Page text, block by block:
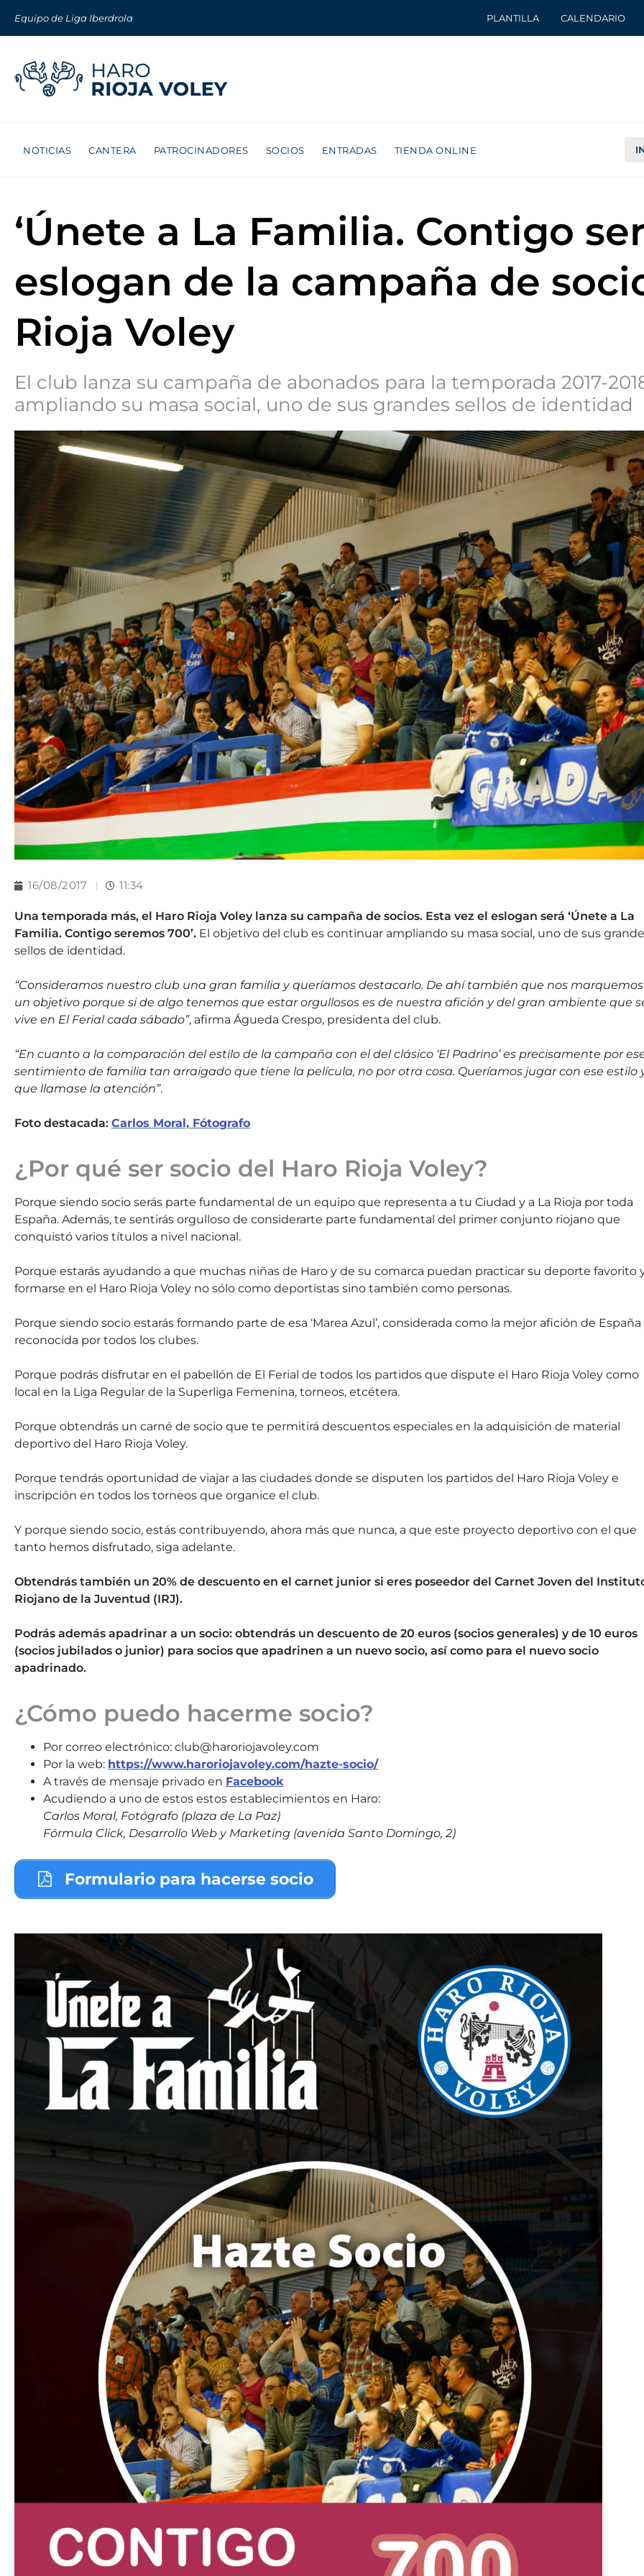
Equipo de Liga Iberdrola PLANTILLA CALENDARIO
NOTICIAS CANTERA PATROCINADORES SOCIOS ENTRADAS TIENDA ONLINE
‘Únete a La Familia. Contigo
eslogan de la campaña de
Rioja Voley
El club lanza su campaña de abonados para la temporada 2017-
ampliando su masa social, uno de sus grandes sellos de identidad
16/08/2017 11:34
Una temporada más, el Haro Rioja Voley lanza su campaña de socios. Esta vez el eslogan será ‘Únete a La
Familia. Contigo seremos 700’. El objetivo del club es continuar ampliando su masa social, uno de sus
sellos de identidad.
“Consideramos nuestro club una gran familia y queríamos destacarlo. De ahí también que nos marquemos
un objetivo porque si de algo tenemos que estar orgullosos es de nuestra afición y del gran ambiente que
vive en El Ferial cada sábado”, afirma Águeda Crespo, presidenta del club.
“En cuanto a la comparación del estilo de la campaña con el del clásico ‘El Padrino’ es precisamente por
sentimiento de familia tan arraigado que tiene la película, no por otra cosa. Queríamos jugar con ese estilo
que llamase la atención”.
Foto destacada: Carlos Moral, Fótografo
¿Por qué ser socio del Haro Rioja Voley?
Porque siendo socio serás parte fundamental de un equipo que representa a tu Ciudad y a La Rioja por toda
España. Además, te sentirás orgulloso de considerarte parte fundamental del primer conjunto riojano que
conquistó varios títulos a nivel nacional.
Porque estarás ayudando a que muchas niñas de Haro y de su comarca puedan practicar su deporte favorito
formarse en el Haro Rioja Voley no sólo como deportistas sino también como personas.
Porque siendo socio estarás formando parte de esa ‘Marea Azul’, considerada como la mejor afición de España
reconocida por todos los clubes.
Porque podrás disfrutar en el pabellón de El Ferial de todos los partidos que dispute el Haro Rioja Voley como
local en la Liga Regular de la Superliga Femenina, torneos, etcétera.
Porque obtendrás un carné de socio que te permitirá descuentos especiales en la adquisición de material
deportivo del Haro Rioja Voley.
Porque tendrás oportunidad de viajar a las ciudades donde se disputen los partidos del Haro Rioja Voley e
inscripción en todos los torneos que organice el club.
Y porque siendo socio, estás contribuyendo, ahora más que nunca, a que este proyecto deportivo con el que
tanto hemos disfrutado, siga adelante.
Obtendrás también un 20% de descuento en el carnet junior si eres poseedor del Carnet Joven del
Riojano de la Juventud (IRJ).
Podrás además apadrinar a un socio: obtendrás un descuento de 20 euros (socios generales) y de 10 euros
(socios jubilados o junior) para socios que apadrinen a un nuevo socio, así como para el nuevo socio
apadrinado.
¿Cómo puedo hacerme socio?
Por correo electrónico: club@haroriojavoley.com
Por la web: https://www.haroriojavoley.com/hazte-socio/
A través de mensaje privado en Facebook
Acudiendo a uno de estos estos establecimientos en Haro:
Carlos Moral, Fotógrafo (plaza de La Paz)
Fórmula Click, Desarrollo Web y Marketing (avenida Santo Domingo, 2)
Formulario para hacerse socio